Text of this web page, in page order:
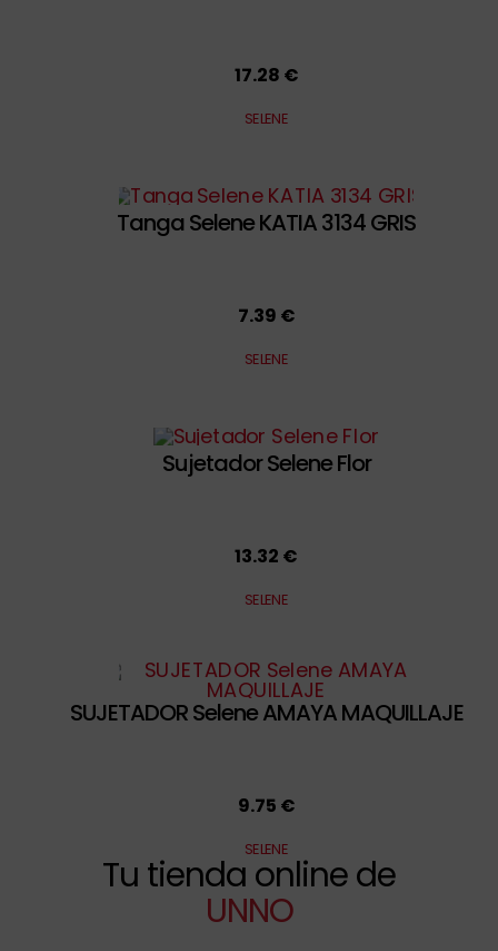
17.28 €
SELENE
Tanga Selene KATIA 3134 GRIS
7.39 €
SELENE
Sujetador Selene Flor
13.32 €
SELENE
SUJETADOR Selene AMAYA MAQUILLAJE
9.75 €
SELENE
Tu tienda online de
UNNO